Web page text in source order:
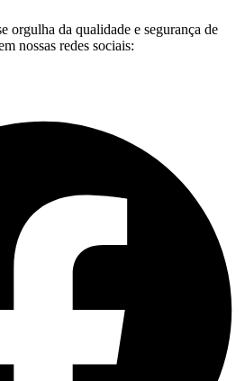
orgulha da qualidade e segurança de
nossas redes sociais: